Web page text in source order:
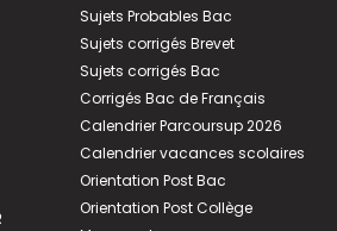
Sujets Probables Bac
Sujets corrigés Brevet
Sujets corrigés Bac
Corrigés Bac de Français
Calendrier Parcoursup 2026
Calendrier vacances scolaires
Orientation Post Bac
Orientation Post Collège